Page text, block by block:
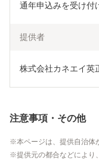
通年申込みを受け付
提供者
株式会社カネエイ英
注意事項・その他
本ページは、提供自治体
提供元の都合などにより